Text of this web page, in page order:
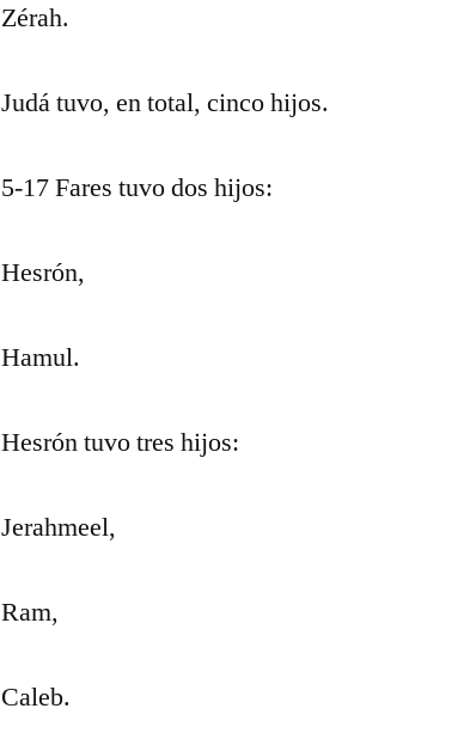
Zérah.
Judá tuvo, en total, cinco hijos.
5-17 Fares tuvo dos hijos:
Hesrón,
Hamul.
Hesrón tuvo tres hijos:
Jerahmeel,
Ram,
Caleb.